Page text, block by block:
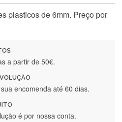
plasticos de 6mm. Preço por
a partir de 50€.
encomenda até 60 dias.
é por nossa conta.
André
rápido. recomendo